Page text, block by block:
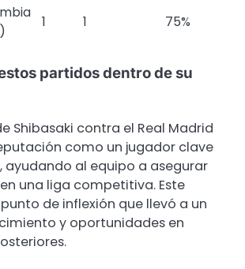
1 1 75%
partidos dentro de su
Shibasaki contra el Real Madrid
como un jugador clave
ayudando al equipo a asegurar
una liga competitiva. Este
de inflexión que llevó a un
y oportunidades en